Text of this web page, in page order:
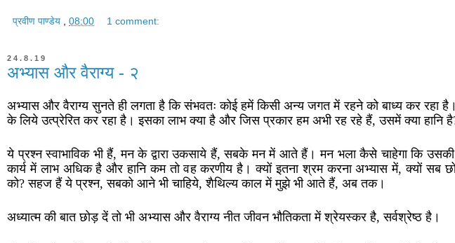
प्रवीण पाण्डेय 08:00 1 comment:
24.8.19
अभ्यास और वैराग्य - २
अभ्यास और वैराग्य सुनते ही लगता है कि संभवतः कोई हमें किसी अन्य जगत में रहने को बाध्य कर रहा
के लिये उत्प्रेरित कर रहा है। इसका लाभ क्या है और जिस प्रकार हम अभी रह रहे हैं, उसमें क्या हानि
ये प्रश्न स्वाभाविक भी हैं, मन के द्वारा उकसाये हैं, सबके मन में आते हैं। मन भला कैसे चाहेगा कि उसकी
कार्य में लाभ अधिक है और हानि कम तो वह करणीय है। क्यों इतना श्रम करना अभ्यास में, क्यों सब
को? सहज हैं ये प्रश्न, सबको आने भी चाहिये, शैथिल्य काल में मुझे भी आते हैं, अब तक।
अध्यात्म की बात छोड़ दें तो भी अभ्यास और वैराग्य नीत जीवन भौतिकता में श्रेयस्कर है, सर्वश्रेष्ठ है।